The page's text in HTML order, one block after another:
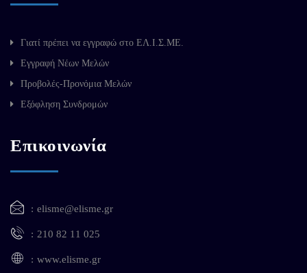
Γιατί πρέπει να εγγραφώ στο ΕΛ.Ι.Σ.ΜΕ.
Εγγραφή Νέων Μελών
Προβολές-Προνόμια Μελών
Εξόφληση Συνδρομών
Επικοινωνία
elisme@elisme.gr
210 82 11 025
www.elisme.gr